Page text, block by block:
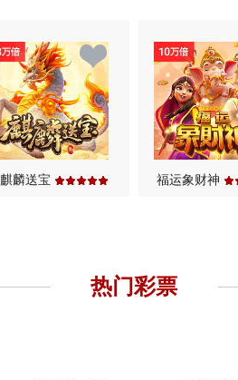
麒麟送宝 福运象财神
热门彩票